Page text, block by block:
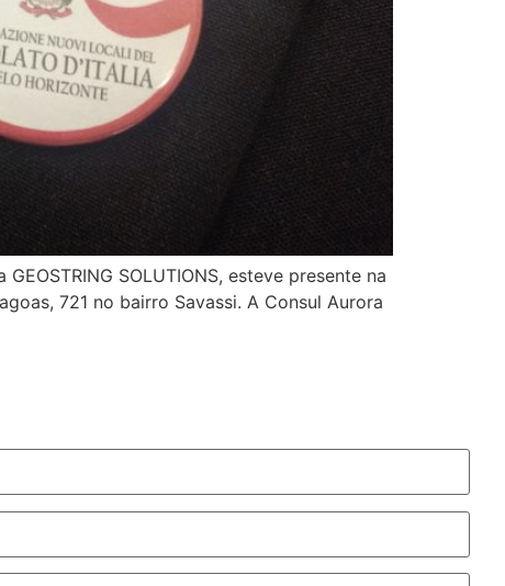
SOLUTIONS, esteve presente na
721 no bairro Savassi. A Consul Aurora